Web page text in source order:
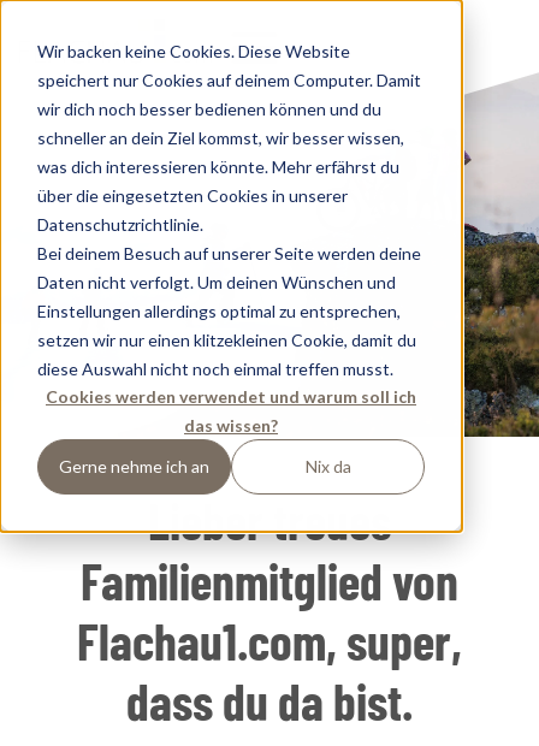
Wir backen keine Cookies. Diese Website
speichert nur Cookies auf deinem Computer. Damit
wir dich noch besser bedienen können und du
schneller an dein Ziel kommst, wir besser wissen,
was dich interessieren könnte. Mehr erfährst du
über die eingesetzten Cookies in unserer
Datenschutzrichtlinie.
Bei deinem Besuch auf unserer Seite werden deine
Daten nicht verfolgt. Um deinen Wünschen und
Einstellungen allerdings optimal zu entsprechen,
setzen wir nur einen klitzekleinen Cookie, damit du
diese Auswahl nicht noch einmal treffen musst.
Cookies werden verwendet und warum soll ich
das wissen?
Gerne nehme ich an Nix da
Lieber treues
Familienmitglied von
Flachau1.com, super,
dass du da bist.